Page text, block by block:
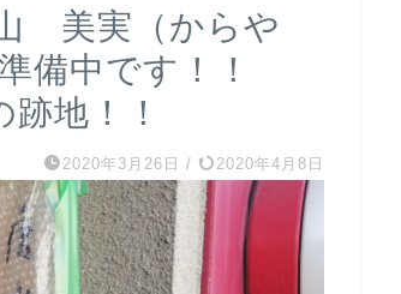
美実（からや
備中です！！
地！！
2020年3月26日 / 2020年4月8日